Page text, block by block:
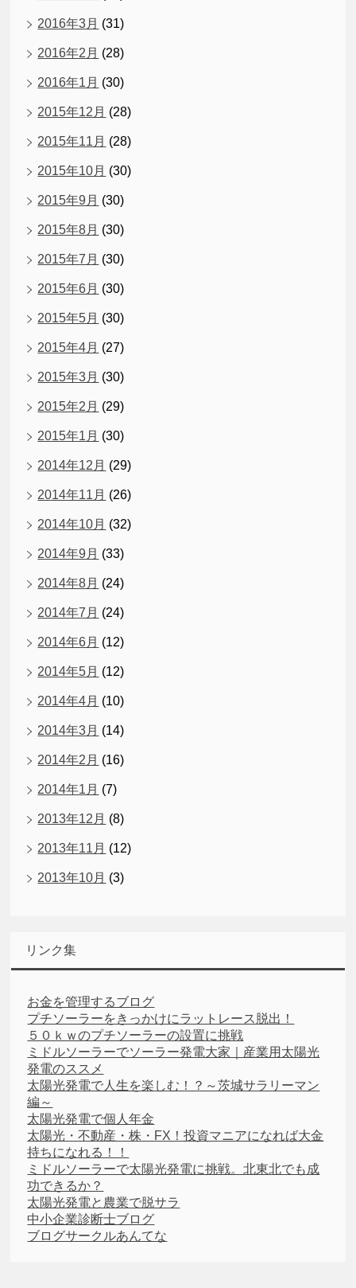
2016年3月 (31)
2016年2月 (28)
2016年1月 (30)
2015年12月 (28)
2015年11月 (28)
2015年10月 (30)
2015年9月 (30)
2015年8月 (30)
2015年7月 (30)
2015年6月 (30)
2015年5月 (30)
2015年4月 (27)
2015年3月 (30)
2015年2月 (29)
2015年1月 (30)
2014年12月 (29)
2014年11月 (26)
2014年10月 (32)
2014年9月 (33)
2014年8月 (24)
2014年7月 (24)
2014年6月 (12)
2014年5月 (12)
2014年4月 (10)
2014年3月 (14)
2014年2月 (16)
2014年1月 (7)
2013年12月 (8)
2013年11月 (12)
2013年10月 (3)
リンク集
お金を管理するブログ
プチソーラーをきっかけにラットレース脱出！
５０ｋｗのプチソーラーの設置に挑戦
ミドルソーラーでソーラー発電大家｜産業用太陽光
発電のススメ
太陽光発電で人生を楽しむ！？～茨城サラリーマン
編～
太陽光発電で個人年金
太陽光・不動産・株・FX！投資マニアになれば大金
持ちになれる！！
ミドルソーラーで太陽光発電に挑戦。北東北でも成
功できるか？
太陽光発電と農業で脱サラ
中小企業診断士ブログ
ブログサークルあんてな